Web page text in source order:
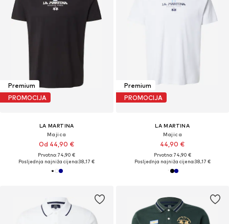
Premium
PROMOCIJA
LA MARTINA
Majica
Od 44,90 €
Prvotno: 74,90 €
Posljednja najniža cijena:38,17 €
Premium
PROMOCIJA
LA MARTINA
Majica
44,90 €
Prvotno: 74,90 €
Posljednja najniža cijena:38,17 €